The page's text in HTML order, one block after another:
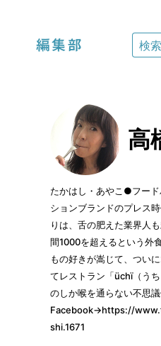
高
たかはし・あやこ●フー
ションブランドのプレス
りは、舌の肥えた業界人
間1000を超えるという外
もの好きが嵩じて、つい
てレストラン「üchï（う
のしか喉を通らない不思議
Facebook→https://
shi.1671